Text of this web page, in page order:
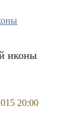
иконы
20:00